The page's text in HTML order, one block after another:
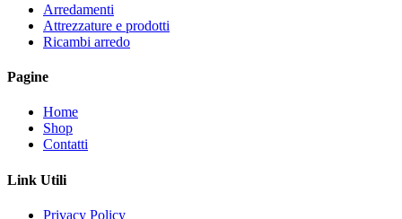
Arredamenti
Attrezzature e prodotti
Ricambi arredo
Pagine
Home
Shop
Contatti
Link Utili
Privacy Policy